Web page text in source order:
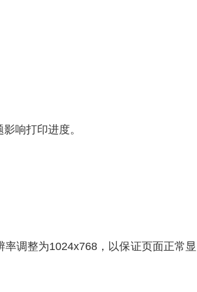
响打印进度。
调整为1024x768，以保证页面正常显